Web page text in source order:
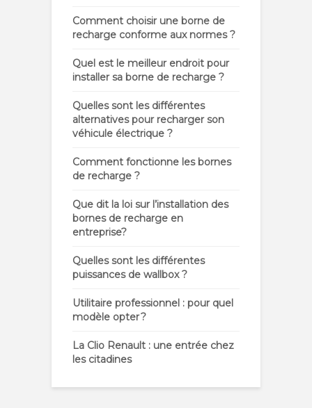
Comment choisir une borne de
recharge conforme aux normes ?
Quel est le meilleur endroit pour
installer sa borne de recharge ?
Quelles sont les différentes
alternatives pour recharger son
véhicule électrique ?
Comment fonctionne les bornes
de recharge ?
Que dit la loi sur l’installation des
bornes de recharge en
entreprise?
Quelles sont les différentes
puissances de wallbox ?
Utilitaire professionnel : pour quel
modèle opter ?
La Clio Renault : une entrée chez
les citadines